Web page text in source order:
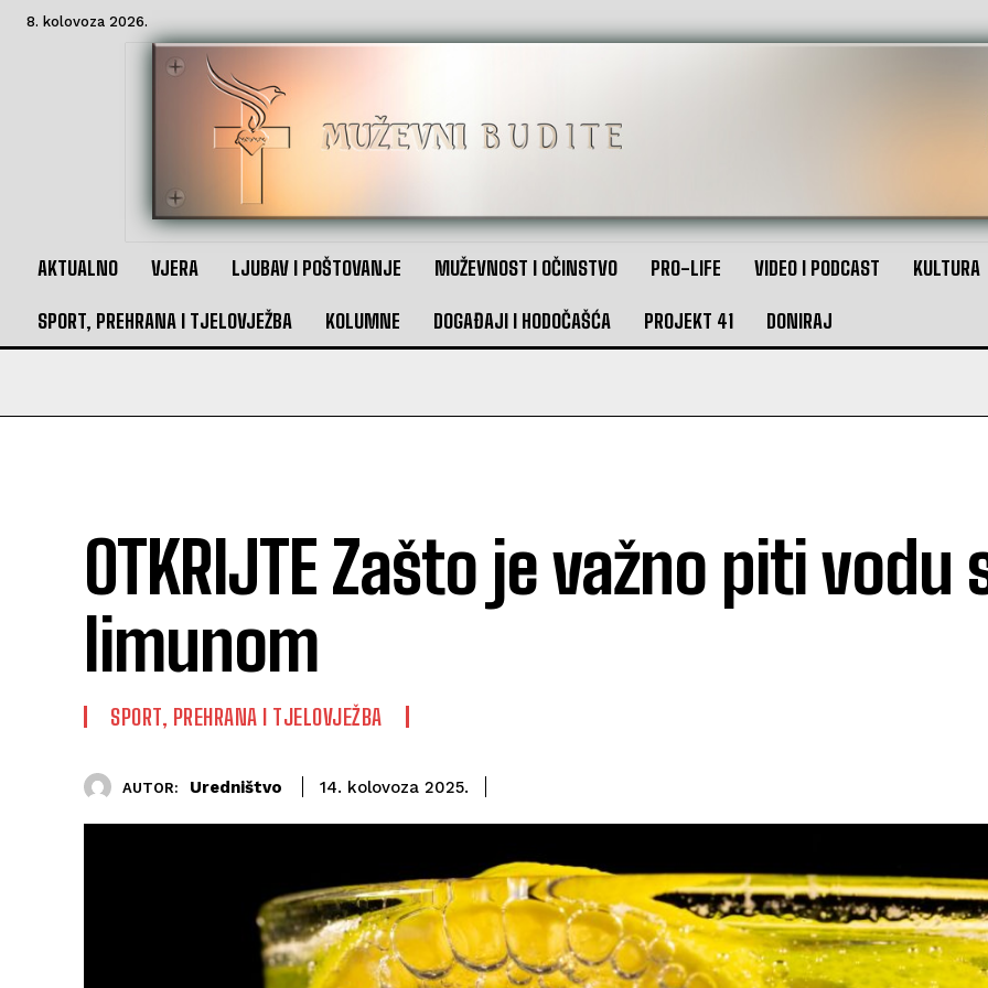
8. kolovoza 2026.
AKTUALNO VJERA LJUBAV I POŠTOVANJE MUŽEVNOST I OČINSTVO PRO-LIFE VIDEO I PODCAST KULTURA
SPORT, PREHRANA I TJELOVJEŽBA KOLUMNE DOGAĐAJI I HODOČAŠĆA PROJEKT 41 DONIRAJ
OTKRIJTE Zašto je važno piti vodu
limunom
SPORT, PREHRANA I TJELOVJEŽBA
AUTOR: Uredništvo 14. kolovoza 2025.